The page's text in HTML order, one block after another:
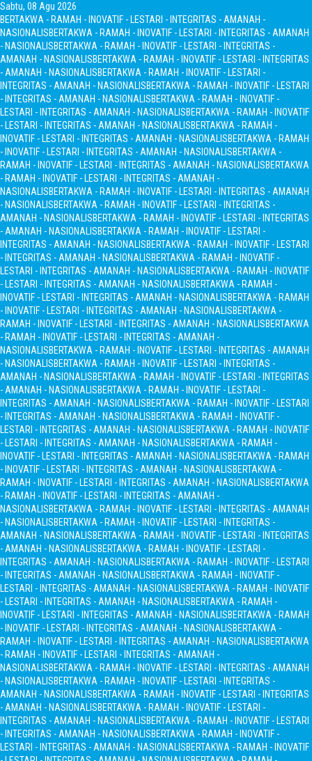
Sabtu, 08 Agu 2026
BERTAKWA - RAMAH - INOVATIF - LESTARI - INTEGRITAS - AMANAH -
NASIONALISBERTAKWA - RAMAH - INOVATIF - LESTARI - INTEGRITAS - AMANAH
- NASIONALISBERTAKWA - RAMAH - INOVATIF - LESTARI - INTEGRITAS -
AMANAH - NASIONALISBERTAKWA - RAMAH - INOVATIF - LESTARI - INTEGRITAS
- AMANAH - NASIONALISBERTAKWA - RAMAH - INOVATIF - LESTARI -
INTEGRITAS - AMANAH - NASIONALISBERTAKWA - RAMAH - INOVATIF - LESTARI
- INTEGRITAS - AMANAH - NASIONALISBERTAKWA - RAMAH - INOVATIF -
LESTARI - INTEGRITAS - AMANAH - NASIONALISBERTAKWA - RAMAH - INOVATIF
- LESTARI - INTEGRITAS - AMANAH - NASIONALISBERTAKWA - RAMAH -
INOVATIF - LESTARI - INTEGRITAS - AMANAH - NASIONALISBERTAKWA - RAMAH
- INOVATIF - LESTARI - INTEGRITAS - AMANAH - NASIONALISBERTAKWA -
RAMAH - INOVATIF - LESTARI - INTEGRITAS - AMANAH - NASIONALISBERTAKWA
- RAMAH - INOVATIF - LESTARI - INTEGRITAS - AMANAH -
NASIONALISBERTAKWA - RAMAH - INOVATIF - LESTARI - INTEGRITAS - AMANAH
- NASIONALISBERTAKWA - RAMAH - INOVATIF - LESTARI - INTEGRITAS -
AMANAH - NASIONALISBERTAKWA - RAMAH - INOVATIF - LESTARI - INTEGRITAS
- AMANAH - NASIONALISBERTAKWA - RAMAH - INOVATIF - LESTARI -
INTEGRITAS - AMANAH - NASIONALISBERTAKWA - RAMAH - INOVATIF - LESTARI
- INTEGRITAS - AMANAH - NASIONALISBERTAKWA - RAMAH - INOVATIF -
LESTARI - INTEGRITAS - AMANAH - NASIONALISBERTAKWA - RAMAH - INOVATIF
- LESTARI - INTEGRITAS - AMANAH - NASIONALISBERTAKWA - RAMAH -
INOVATIF - LESTARI - INTEGRITAS - AMANAH - NASIONALISBERTAKWA - RAMAH
- INOVATIF - LESTARI - INTEGRITAS - AMANAH - NASIONALISBERTAKWA -
RAMAH - INOVATIF - LESTARI - INTEGRITAS - AMANAH - NASIONALISBERTAKWA
- RAMAH - INOVATIF - LESTARI - INTEGRITAS - AMANAH -
NASIONALISBERTAKWA - RAMAH - INOVATIF - LESTARI - INTEGRITAS - AMANAH
- NASIONALISBERTAKWA - RAMAH - INOVATIF - LESTARI - INTEGRITAS -
AMANAH - NASIONALISBERTAKWA - RAMAH - INOVATIF - LESTARI - INTEGRITAS
- AMANAH - NASIONALISBERTAKWA - RAMAH - INOVATIF - LESTARI -
INTEGRITAS - AMANAH - NASIONALISBERTAKWA - RAMAH - INOVATIF - LESTARI
- INTEGRITAS - AMANAH - NASIONALISBERTAKWA - RAMAH - INOVATIF -
LESTARI - INTEGRITAS - AMANAH - NASIONALISBERTAKWA - RAMAH - INOVATIF
- LESTARI - INTEGRITAS - AMANAH - NASIONALISBERTAKWA - RAMAH -
INOVATIF - LESTARI - INTEGRITAS - AMANAH - NASIONALISBERTAKWA - RAMAH
- INOVATIF - LESTARI - INTEGRITAS - AMANAH - NASIONALISBERTAKWA -
RAMAH - INOVATIF - LESTARI - INTEGRITAS - AMANAH - NASIONALISBERTAKWA
- RAMAH - INOVATIF - LESTARI - INTEGRITAS - AMANAH -
NASIONALISBERTAKWA - RAMAH - INOVATIF - LESTARI - INTEGRITAS - AMANAH
- NASIONALISBERTAKWA - RAMAH - INOVATIF - LESTARI - INTEGRITAS -
AMANAH - NASIONALISBERTAKWA - RAMAH - INOVATIF - LESTARI - INTEGRITAS
- AMANAH - NASIONALISBERTAKWA - RAMAH - INOVATIF - LESTARI -
INTEGRITAS - AMANAH - NASIONALISBERTAKWA - RAMAH - INOVATIF - LESTARI
- INTEGRITAS - AMANAH - NASIONALISBERTAKWA - RAMAH - INOVATIF -
LESTARI - INTEGRITAS - AMANAH - NASIONALISBERTAKWA - RAMAH - INOVATIF
- LESTARI - INTEGRITAS - AMANAH - NASIONALISBERTAKWA - RAMAH -
INOVATIF - LESTARI - INTEGRITAS - AMANAH - NASIONALISBERTAKWA - RAMAH
- INOVATIF - LESTARI - INTEGRITAS - AMANAH - NASIONALISBERTAKWA -
RAMAH - INOVATIF - LESTARI - INTEGRITAS - AMANAH - NASIONALISBERTAKWA
- RAMAH - INOVATIF - LESTARI - INTEGRITAS - AMANAH -
NASIONALISBERTAKWA - RAMAH - INOVATIF - LESTARI - INTEGRITAS - AMANAH
- NASIONALISBERTAKWA - RAMAH - INOVATIF - LESTARI - INTEGRITAS -
AMANAH - NASIONALISBERTAKWA - RAMAH - INOVATIF - LESTARI - INTEGRITAS
- AMANAH - NASIONALISBERTAKWA - RAMAH - INOVATIF - LESTARI -
INTEGRITAS - AMANAH - NASIONALISBERTAKWA - RAMAH - INOVATIF - LESTARI
- INTEGRITAS - AMANAH - NASIONALISBERTAKWA - RAMAH - INOVATIF -
LESTARI - INTEGRITAS - AMANAH - NASIONALISBERTAKWA - RAMAH - INOVATIF